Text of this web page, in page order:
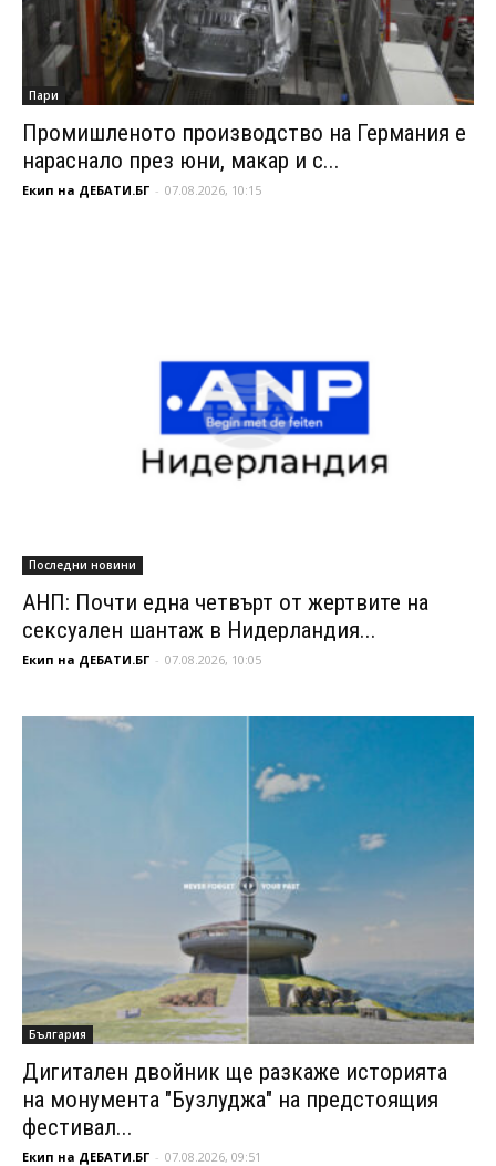
Пари
Промишленото производство на Германия е
нараснало през юни, макар и с...
Екип на ДЕБАТИ.БГ - 07.08.2026, 10:15
Последни новини
АНП: Почти една четвърт от жертвите на
сексуален шантаж в Нидерландия...
Екип на ДЕБАТИ.БГ - 07.08.2026, 10:05
България
Дигитален двойник ще разкаже историята
на монумента "Бузлуджа" на предстоящия
фестивал...
Екип на ДЕБАТИ.БГ - 07.08.2026, 09:51